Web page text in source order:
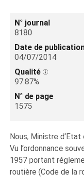
N° journal
8180
Date de
04/07/2014
Qualité
97.87%
N° de page
1575
Nous, Ministre
Vu l’ordonnance
1957 portant
routière (Code de la